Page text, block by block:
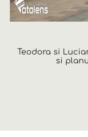
Teodora si
si